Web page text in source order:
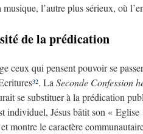
musique, l’autre plus sérieux, où
de la prédication
ceux qui pensent pouvoir se
32. La Seconde Confession
se substituer à la prédication
individuel, Jésus bâtit son «
et montre le caractère